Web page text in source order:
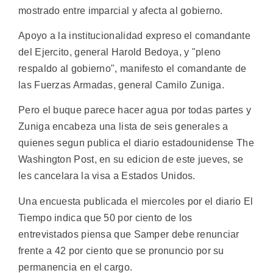
mostrado entre imparcial y afecta al gobierno.
Apoyo a la institucionalidad expreso el comandante
del Ejercito, general Harold Bedoya, y "pleno
respaldo al gobierno", manifesto el comandante de
las Fuerzas Armadas, general Camilo Zuniga.
Pero el buque parece hacer agua por todas partes y
Zuniga encabeza una lista de seis generales a
quienes segun publica el diario estadounidense The
Washington Post, en su edicion de este jueves, se
les cancelara la visa a Estados Unidos.
Una encuesta publicada el miercoles por el diario El
Tiempo indica que 50 por ciento de los
entrevistados piensa que Samper debe renunciar
frente a 42 por ciento que se pronuncio por su
permanencia en el cargo.